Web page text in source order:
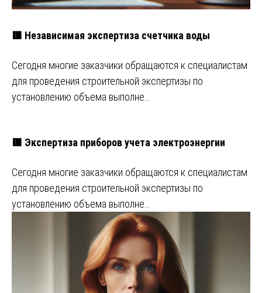
🟥 Независимая экспертиза счетчика воды
Сегодня многие заказчики обращаются к специалистам
для проведения строительной экспертизы по
установлению объема выполне…
🟥 Экспертиза приборов учета электроэнергии
Сегодня многие заказчики обращаются к специалистам
для проведения строительной экспертизы по
установлению объема выполне…